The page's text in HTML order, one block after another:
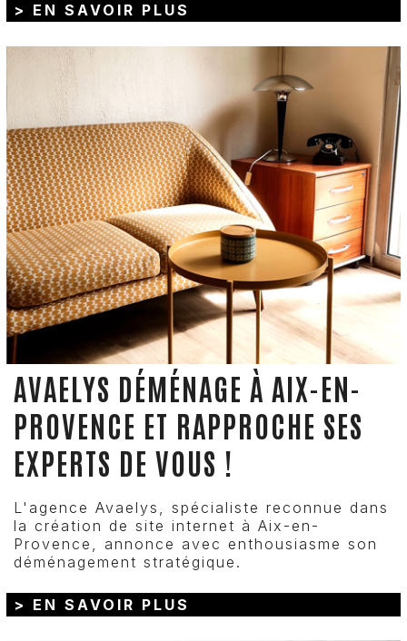
> EN SAVOIR PLUS
AVAELYS DÉMÉNAGE À AIX-EN-
PROVENCE ET RAPPROCHE SES
EXPERTS DE VOUS !
L'agence Avaelys, spécialiste reconnue dans
la création de site internet à Aix-en-
Provence, annonce avec enthousiasme son
déménagement stratégique.
> EN SAVOIR PLUS